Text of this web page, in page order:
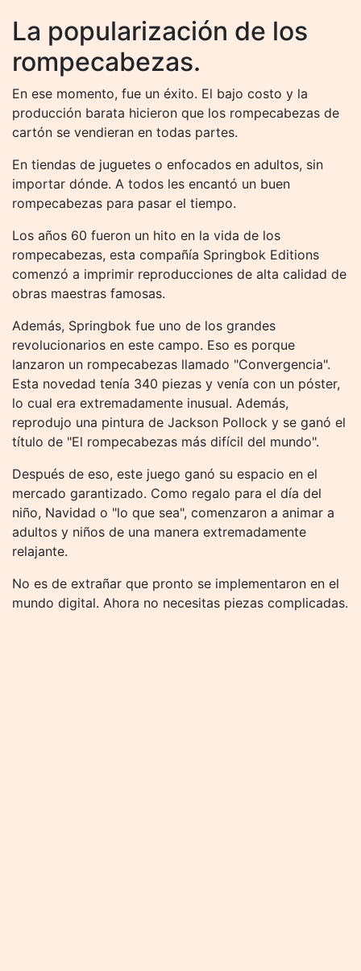
La popularización de los
rompecabezas.
En ese momento, fue un éxito. El bajo costo y la
producción barata hicieron que los rompecabezas de
cartón se vendieran en todas partes.
En tiendas de juguetes o enfocados en adultos, sin
importar dónde. A todos les encantó un buen
rompecabezas para pasar el tiempo.
Los años 60 fueron un hito en la vida de los
rompecabezas, esta compañía Springbok Editions
comenzó a imprimir reproducciones de alta calidad de
obras maestras famosas.
Además, Springbok fue uno de los grandes
revolucionarios en este campo. Eso es porque
lanzaron un rompecabezas llamado "Convergencia".
Esta novedad tenía 340 piezas y venía con un póster,
lo cual era extremadamente inusual. Además,
reprodujo una pintura de Jackson Pollock y se ganó el
título de "El rompecabezas más difícil del mundo".
Después de eso, este juego ganó su espacio en el
mercado garantizado. Como regalo para el día del
niño, Navidad o "lo que sea", comenzaron a animar a
adultos y niños de una manera extremadamente
relajante.
No es de extrañar que pronto se implementaron en el
mundo digital. Ahora no necesitas piezas complicadas.